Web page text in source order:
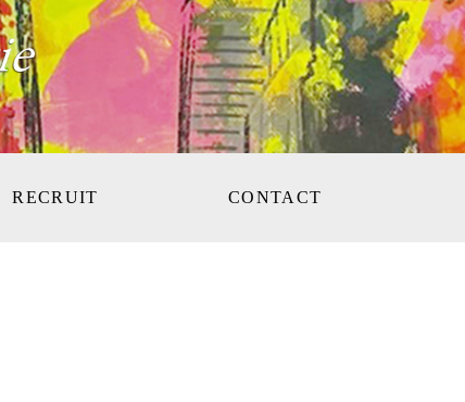
RECRUIT CONTACT